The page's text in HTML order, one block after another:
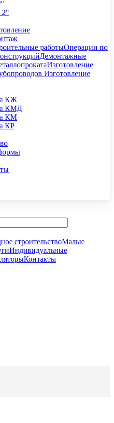
2"
работыОперации по
Демонтажные
Изготовление
Изготовление
КЖ
КМД
КМ
КР
строительствоМалые
Индивидуальные
Контакты